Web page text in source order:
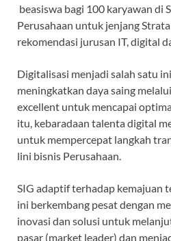
beasiswa bagi 100 karyawan di
Perusahaan untuk jenjang
rekomendasi jurusan IT, digital
Digitalisasi menjadi salah satu
meningkatkan daya saing
excellent untuk mencapai
itu, kebaradaan talenta digital
untuk mempercepat langkah
lini bisnis Perusahaan.
SIG adaptif terhadap kemajuan
ini berkembang pesat dengan
inovasi dan solusi untuk
pasar (market leader) dan